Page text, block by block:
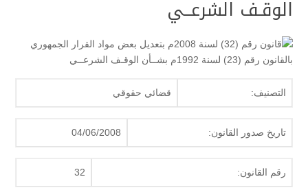
الوقـف الشرعــي
التصنيف: قضائي حقوقي
تاريخ صدور القانون: 04/06/2008
رقم القانون: 32